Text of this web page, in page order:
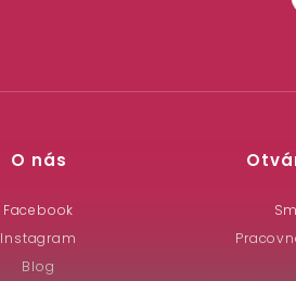
O nás
Facebook
Instagram
Blog